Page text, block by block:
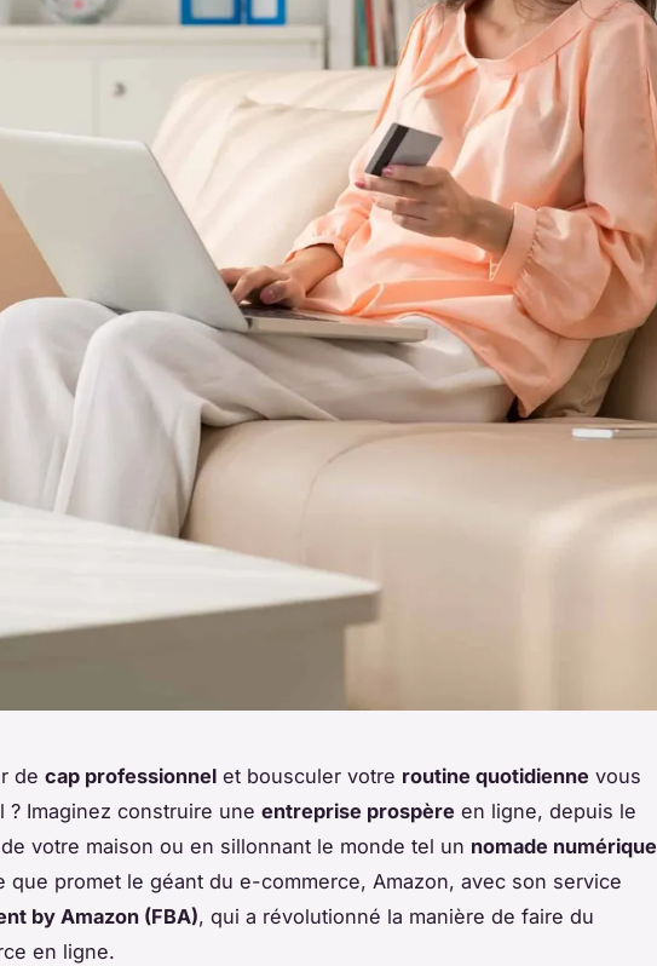
de cap professionnel et bousculer votre routine quotidienne vous
? Imaginez construire une entreprise prospère en ligne, depuis le
votre maison ou en sillonnant le monde tel un nomade numérique
que promet le géant du e-commerce, Amazon, avec son service
by Amazon (FBA), qui a révolutionné la manière de faire du
en ligne.